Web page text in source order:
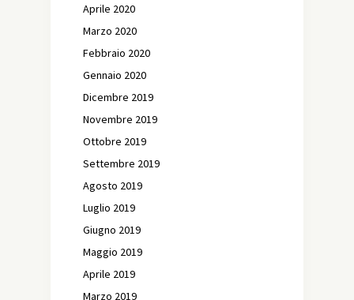
Aprile 2020
Marzo 2020
Febbraio 2020
Gennaio 2020
Dicembre 2019
Novembre 2019
Ottobre 2019
Settembre 2019
Agosto 2019
Luglio 2019
Giugno 2019
Maggio 2019
Aprile 2019
Marzo 2019